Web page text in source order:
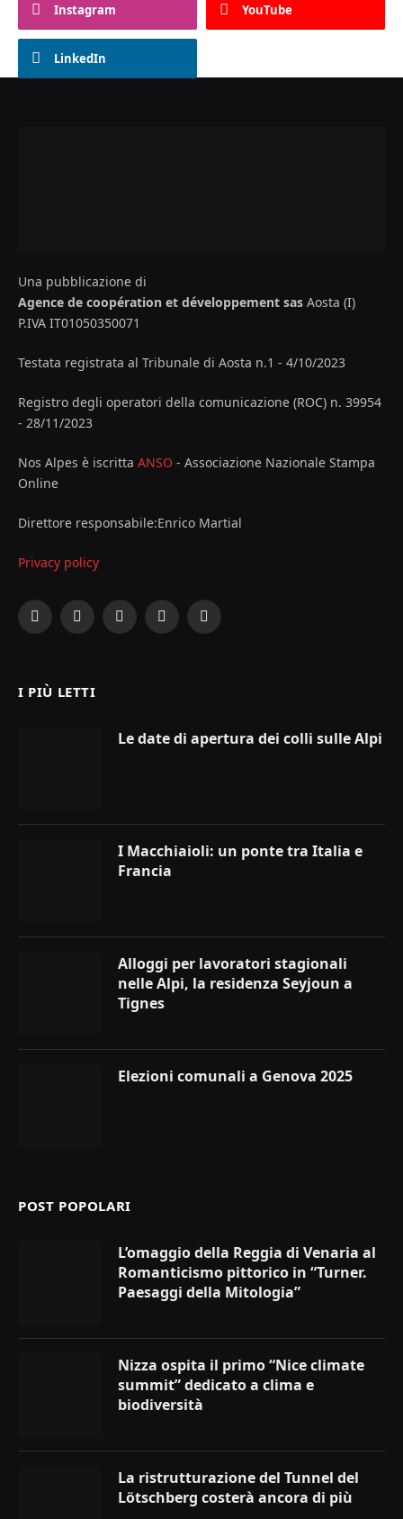
Instagram YouTube
LinkedIn
Una pubblicazione di
Agence de coopération et développement sas Aosta (I)
P.IVA IT01050350071
Testata registrata al Tribunale di Aosta n.1 - 4/10/2023
Registro degli operatori della comunicazione (ROC) n. 39954
- 28/11/2023
Nos Alpes è iscritta ANSO - Associazione Nazionale Stampa
Online
Direttore responsabile:Enrico Martial
Privacy policy
Facebook
X
InstagramYouTubeLinkedIn
I PIÙ LETTI
Le date di apertura dei colli sulle Alpi
I Macchiaioli: un ponte tra Italia e
Francia
Alloggi per lavoratori stagionali
nelle Alpi, la residenza Seyjoun a
Tignes
Elezioni comunali a Genova 2025
POST POPOLARI
L’omaggio della Reggia di Venaria al
Romanticismo pittorico in “Turner.
Paesaggi della Mitologia”
Nizza ospita il primo “Nice climate
summit” dedicato a clima e
biodiversità
La ristrutturazione del Tunnel del
Lötschberg costerà ancora di più